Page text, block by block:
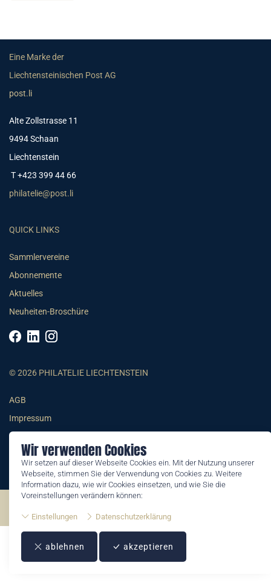
Wir verwenden Cookies
Wir setzen auf dieser Webseite Cookies ein. Mit der Nutzung unserer
Webseite, stimmen Sie der Verwendung von Cookies zu. Weitere
Information dazu, wie wir Cookies einsetzen, und wie Sie die
Voreinstellungen verändern können:
Einstellungen Datenschutzerklärung
ablehnen akzeptieren
Eine Marke der
Liechtensteinischen Post AG
post.li
Alte Zollstrasse 11
9494 Schaan
Liechtenstein
T +423 399 44 66
philatelie@post.li
QUICK LINKS
Sammlervereine
Abonnemente
Aktuelles
Neuheiten-Broschüre
© 2026 PHILATELIE LIECHTENSTEIN
AGB
Impressum
Datenschutzerklärung